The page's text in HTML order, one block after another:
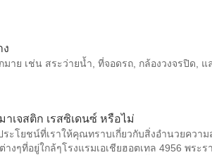
าย เช่น สระว่ายน้ำ, ที่จอดรถ, กล้องวงจรปิด, แ
เจสติก เรสซิเดนซ์ หรือไม่
ะโยชน์ที่เราให้คุณทราบเกี่ยวกับสิ่งอำนวยความ
ๆที่อยู่ใกล้ๆโรงแรมเอเชียฮอตเทล 4956 พระร